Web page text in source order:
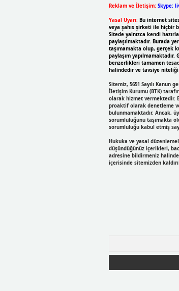
Reklam ve İletişim: Skype:
Yasal Uyarı: Bu internet
veya şahıs şirketi ile hiçbir
Sitede yalnızca kendi
paylaşılmaktadır. Burada
taşımamakta olup, gerçek
paylaşım
benzerlikleri tamamen
halindedir ve tavsiye niteliği
Sitemiz, 5651 Sayılı Kanun
İletişim Kurumu (BTK)
olarak hizmet vermektedir.
proaktif olarak denetleme
bulunmamaktadır. Ancak,
sorumluluğunu taşımakta
sorumluluğu kabul etmiş
Hukuka ve yasal
düşündüğünüz içerikleri,
adresine bildirmeniz
içerisinde sitemizden